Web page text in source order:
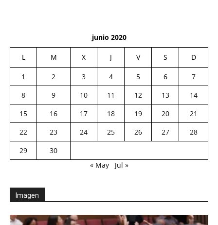
junio 2020
L M X J V S D
1 2 3 4 5 6
7
8
9 10 11 12 13
14
15
16 17 18 19 20
21
22
23 24 25 26 27
28
29
30
« May
Jul »
Imagen